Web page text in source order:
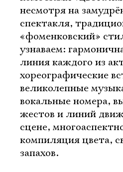
несмотря на
спектакля,
«фоменковский»
узнаваем:
линия каждого из
хореографические
великолепные
вокальные номера,
жестов и линий
сцене,
компиляция цвета,
запахов.
Ознакомиться